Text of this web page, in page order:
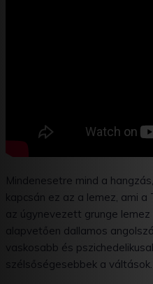
Mindenesetre mind a
kapcsán ez az a lemez, ami
az úgynevezett grunge
alapvetően dallamos
vaskosabb és
szélsőségesebbek a váltások.